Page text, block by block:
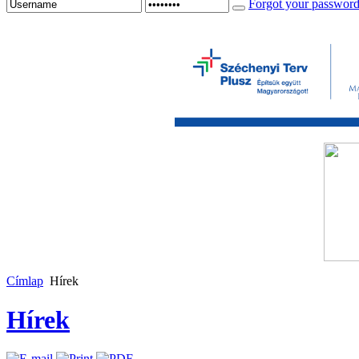
Forgot your
Címlap Hírek
Hírek